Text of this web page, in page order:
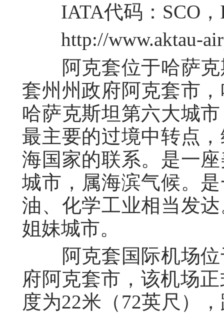
IATA代码：SCO，
http://www.aktau-
阿克套位于哈萨克
套州州政府阿克套市
哈萨克斯坦第六大城
最主要的过境中转点
海国家的联系。是一
城市，属海滨气候。
油、化学工业相当发
姐妹城市。
阿克套国际机场位
府阿克套市，该机场
度为22米（72英尺）